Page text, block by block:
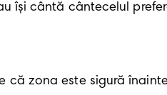
își cântă cântecelul
că zona este sigură